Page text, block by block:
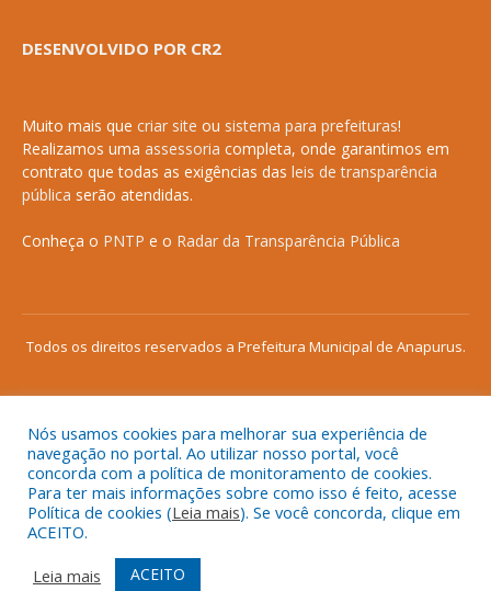
DESENVOLVIDO POR CR2
Muito mais que criar site ou sistema para prefeituras!
Realizamos uma assessoria completa, onde garantimos em
contrato que todas as exigências das leis de transparência
pública serão atendidas.
Conheça o PNTP e o Radar da Transparência Pública
Todos os direitos reservados a Prefeitura Municipal de Anapurus.
Mapa do Site
Acessar Área Administrativa
Acessar o Webmail
Nós usamos cookies para melhorar sua experiência de
navegação no portal. Ao utilizar nosso portal, você
concorda com a política de monitoramento de cookies.
Para ter mais informações sobre como isso é feito, acesse
Política de cookies (Leia mais). Se você concorda, clique em
ACEITO.
Leia mais
ACEITO